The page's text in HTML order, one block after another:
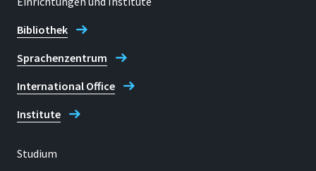
Bibliothek
Sprachenzentrum
International Office
Institute
Studium